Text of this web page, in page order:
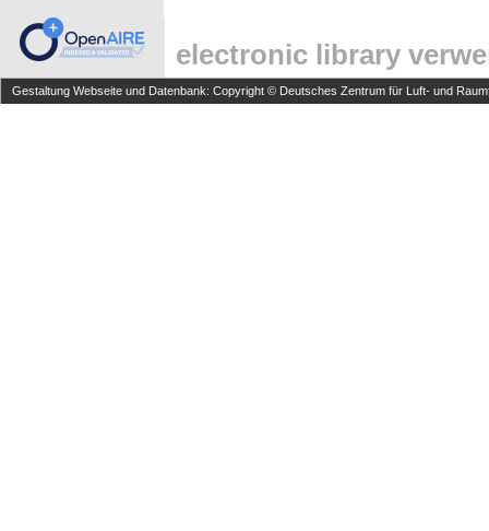
electronic library
Gestaltung Webseite und Datenbank: Copyright © Deutsches Zentrum für Luft- und